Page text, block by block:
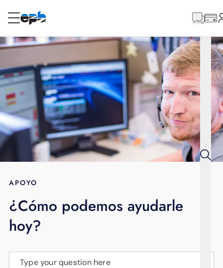
RESIDENCIAL
Internet
Energía
Televisión
BLOG
APOYO
principal
APOYO
¿Cómo podemos ayudarle
hoy?
Type your question here